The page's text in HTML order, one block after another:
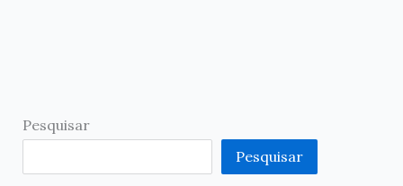
Pesquisar
Pesquisar